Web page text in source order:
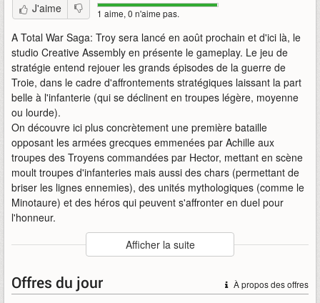
J'aime 1 aime, 0 n'aime pas.
A Total War Saga: Troy sera lancé en août prochain et d'ici là, le
studio Creative Assembly en présente le gameplay. Le jeu de
stratégie entend rejouer les grands épisodes de la guerre de
Troie, dans le cadre d'affrontements stratégiques laissant la part
belle à l'infanterie (qui se déclinent en troupes légère, moyenne
ou lourde).
On découvre ici plus concrètement une première bataille
opposant les armées grecques emmenées par Achille aux
troupes des Troyens commandées par Hector, mettant en scène
moult troupes d'infanteries mais aussi des chars (permettant de
briser les lignes ennemies), des unités mythologiques (comme le
Minotaure) et des héros qui peuvent s'affronter en duel pour
l'honneur.
Auteur
SEGA / Creative Assembly
: Uther
Mots-clefs
a-total-war-saga
creative-assembly
gameplay sega total-war troy stratégie
Afficher la suite
À propos des offres
Offres du jour